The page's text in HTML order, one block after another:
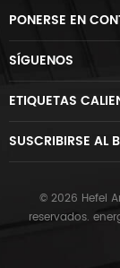
PONERSE EN
SÍGUENOS
ETIQUETAS
SUSCRIBIRSE AL
© 2026 Hefei
reservados.